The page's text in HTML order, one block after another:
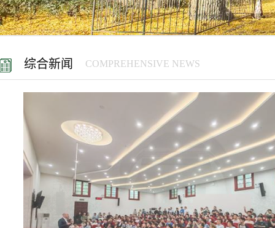
综合新闻 COMPREHENSIVE NEWS